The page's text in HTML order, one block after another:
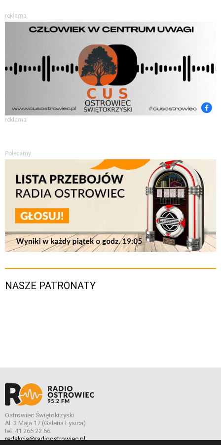
reklama
reklama
Polecamy
NASZE PATRONATY
Ostrowiec Świętokrzyski
Al. 3 Maja 17 (Galeria Łysica)
tel. 41 266 22 66
redakcja@radioostrowiec.pl